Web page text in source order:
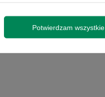
Potwierdzam wszystkie